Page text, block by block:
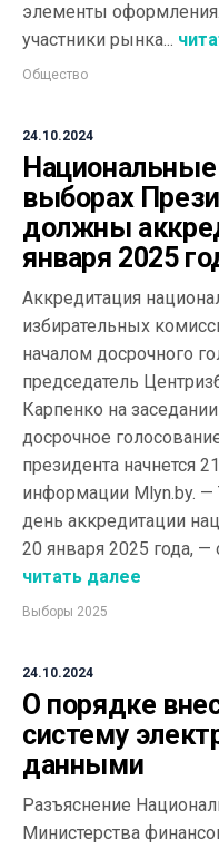
элементы
участники рынка...
Общество
24.10.2024
выборах
должны
января 2025
Аккредитация
избирательных
началом досрочного
председатель
Карпенко на
досрочное
президента начнется
информации Mlyn.by. —
день аккредитации
20 января 2025 года,
читать далее
Выборы 2025
24.10.2024
О порядке
систему
данными
Разъяснение
Министерства